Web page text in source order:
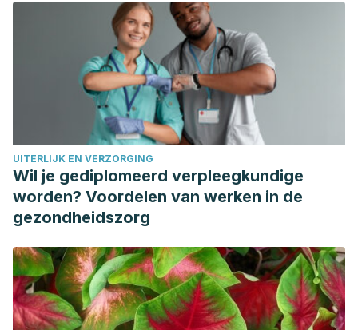
. 1992.
https://www.semanticscholar.org/paper/Preparaci%C3%B3n-
para-el-parto-Barrera-
Acosta/72799b4f8b31b8fa1c4978d05095d780d5e7e46f
Gagnon, A. J., and J. Sandall
. “Educación prenatal grupal
o individual para el parto, la maternidad/paternidad o
ambos.”La Biblioteca Cochrane Plus2 (2008).
López, José Salvador Sapién, and Diana Isela Córdoba
Basulto
. “Psicoprofilaxis perinatal: preparación corporal y
psíquica de la mujer embarazada para el
https://psicologiaysalud.uv.mx/index.php/psicysalud/article/
Ortega Yalan, Eda Estrella(2018). Proceso de atención
de enfermería aplicado a gestante con pelvis límite y feto
grande en el Servicio de Gineco Obstetricia de un hospital
UITERLIJK EN VERZORGING
Wil je gediplomeerd verpleegkundige
worden? Voordelen van werken in de
gezondheidszorg